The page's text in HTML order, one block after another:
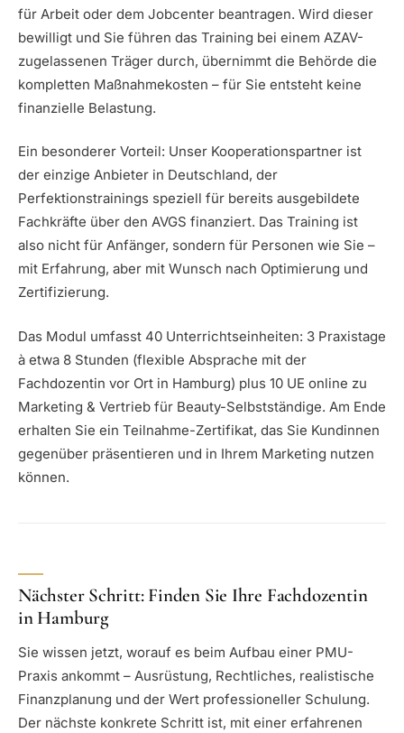
für Arbeit oder dem Jobcenter beantragen. Wird dieser
bewilligt und Sie führen das Training bei einem AZAV-
zugelassenen Träger durch, übernimmt die Behörde die
kompletten Maßnahmekosten – für Sie entsteht keine
finanzielle Belastung.
Ein besonderer Vorteil: Unser Kooperationspartner ist
der einzige Anbieter in Deutschland, der
Perfektionstrainings speziell für bereits ausgebildete
Fachkräfte über den AVGS finanziert. Das Training ist
also nicht für Anfänger, sondern für Personen wie Sie –
mit Erfahrung, aber mit Wunsch nach Optimierung und
Zertifizierung.
Das Modul umfasst 40 Unterrichtseinheiten: 3 Praxistage
à etwa 8 Stunden (flexible Absprache mit der
Fachdozentin vor Ort in Hamburg) plus 10 UE online zu
Marketing & Vertrieb für Beauty-Selbstständige. Am Ende
erhalten Sie ein Teilnahme-Zertifikat, das Sie Kundinnen
gegenüber präsentieren und in Ihrem Marketing nutzen
können.
Nächster Schritt: Finden Sie Ihre Fachdozentin
in Hamburg
Sie wissen jetzt, worauf es beim Aufbau einer PMU-
Praxis ankommt – Ausrüstung, Rechtliches, realistische
Finanzplanung und der Wert professioneller Schulung.
Der nächste konkrete Schritt ist, mit einer erfahrenen